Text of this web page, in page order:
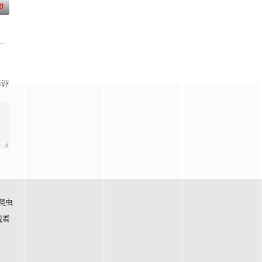
爱情故事
，携手霍仙姑（陈瑶 饰）与九门诸人共
——用一场精心策划的“夏令营”完成复仇的受害者；临终前与遗憾和解的“无
评
虫
看